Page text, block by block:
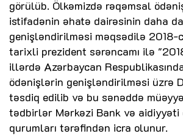
görülüb. Ölkəmizdə rəqəmsal
istifadənin əhatə dairəsinin daha da
genişləndirilməsi məqsədilə
tarixli prezident sərəncamı ilə
illərdə Azərbaycan
ödənişlərin genişləndirilməsi üzrə
təsdiq edilib və bu sənəddə
tədbirlər Mərkəzi Bank və
qurumları tərəfindən icra olunur.